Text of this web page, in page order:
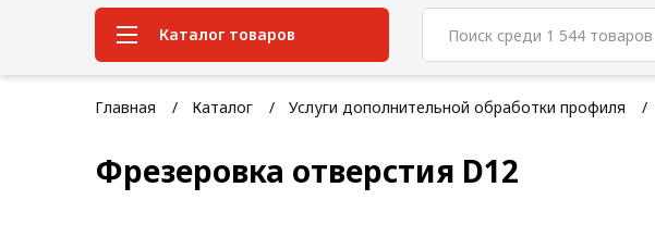
Каталог товаров
Система конструкционного
Конструкционная трубная
система
Главная Каталог Услуги дополнительной обработки профиля
Фрезеровка отверстия D12